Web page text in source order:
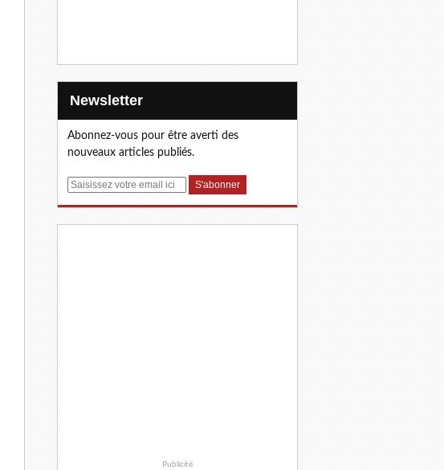
Newsletter
Abonnez-vous pour être averti des
nouveaux articles publiés.
E
Publicité